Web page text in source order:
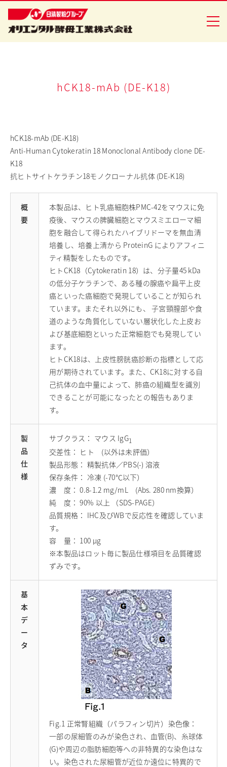
お問い合わせ
English
健康食品事業
イースト研究室
ニュースリリース
採用情報
hCK18-mAb (DE-K18)
hCK18-mAb (DE-K18)
Anti-Human Cytokeratin 18 Monoclonal Antibody clone DE-
K18
抗ヒトサイトケラチン18モノクローナル抗体 (DE-K18)
概
要
本製品は、ヒト乳癌細胞株PMC-42をマウスに免
疫後、マウスの脾臓細胞とマウスミエローマ細
胞を融合して得られたハイブリドーマを無血清
培養し、培養上清から ProteinG によりアフィニ
ティ精製をしたものです。
ヒトCK18（Cytokeratin 18）は、分子量45 kDa
の低分子ケラチンで、ある種の腺癌や扁平上皮
癌といった癌細胞で発現していることが知られ
ています。またそれ以外にも、 子宮頸膣部や食
道のような角質化していない層状化した上皮お
よび基底細胞といった正常細胞でも発現してい
ます。
ヒトCK18は、上皮性膀胱癌診断の指標として応
用が期待されています。また、CK18に対する自
己抗体の血中量によって、肺癌の組織型を識別
できることが可能になったとの報告もありま
す。
製
品
仕
様
サブクラス： マウス IgG1
交差性： ヒト (以外は未評価）
製品形態： 精製抗体／PBS(-) 溶液
保存条件： 冷凍 (-70℃以下）
濃 度： 0.8-1.2 mg/mL (Abs. 280 nm換算）
純 度： 90% 以上 （SDS-PAGE）
品質規格： IHC及びWBで反応性を確認していま
す。
容 量： 100 μg
※本製品はロット毎に製品仕様項目を品質確認
ずみです。
基
本
デ
ー
タ
Fig.1 正常腎組織（パラフィン切片）染色像：
一部の尿細管のみが染色され、血管(B)、糸球体
(G)や周辺の脂肪細胞等への非特異的な染色はな
い。染色された尿細管が近位か遠位に特異的で